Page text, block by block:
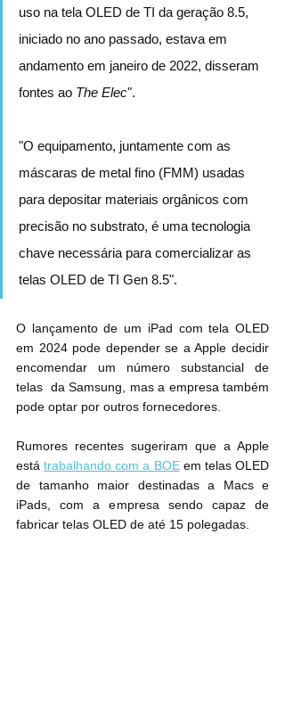
uso na tela OLED de TI da geração 8.5,
iniciado no ano passado, estava em
andamento em janeiro de 2022, disseram
fontes ao The Elec".
"O equipamento, juntamente com as
máscaras de metal fino (FMM) usadas
para depositar materiais orgânicos com
precisão no substrato, é uma tecnologia
chave necessária para comercializar as
telas OLED de TI Gen 8.5".
O lançamento de um ‌iPad‌ com tela OLED
em 2024 pode depender se a Apple decidir
encomendar um número substancial de
telas  da Samsung, mas a empresa também
pode optar por outros fornecedores.
Rumores recentes sugeriram que a Apple
está trabalhando com a BOE em telas OLED
de tamanho maior destinadas a Macs e
iPads, com a empresa sendo capaz de
fabricar telas OLED de até 15 polegadas.